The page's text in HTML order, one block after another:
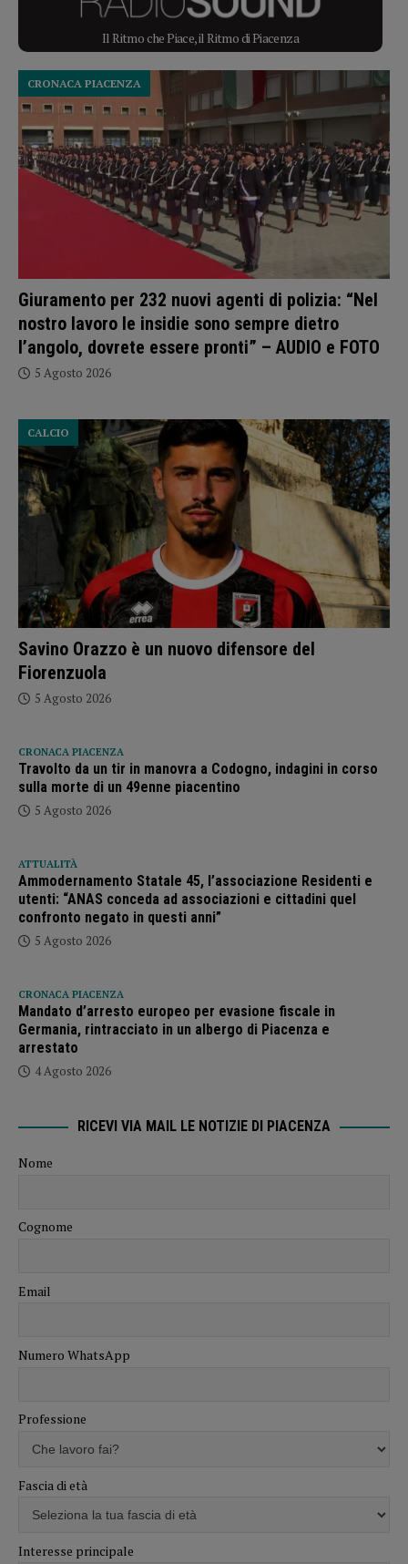
Il Ritmo che Piace, il Ritmo di Piacenza
Giuramento per 232 nuovi agenti di polizia: “Nel
nostro lavoro le insidie sono sempre dietro
l’angolo, dovrete essere pronti” – AUDIO e FOTO
CRONACA PIACENZA
5 Agosto 2026
Savino Orazzo è un nuovo difensore del
Fiorenzuola
CALCIO
5 Agosto 2026
CRONACA PIACENZA
Travolto da un tir in manovra a Codogno, indagini in corso
sulla morte di un 49enne piacentino
5 Agosto 2026
ATTUALITÀ
Ammodernamento Statale 45, l’associazione Residenti e
utenti: “ANAS conceda ad associazioni e cittadini quel
confronto negato in questi anni”
5 Agosto 2026
CRONACA PIACENZA
Mandato d’arresto europeo per evasione fiscale in
Germania, rintracciato in un albergo di Piacenza e
arrestato
4 Agosto 2026
RICEVI VIA MAIL LE NOTIZIE DI PIACENZA
Nome
Cognome
Email
Numero WhatsApp
Professione
Fascia di età
Interesse principale